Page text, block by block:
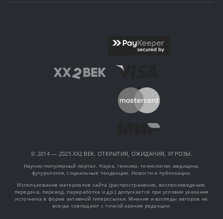
© 2014 — 2025 XX2 ВЕК. ОТКРЫТИЯ, ОЖИДАНИЯ, УГРОЗЫ.
Научно-популярный портал. Наука, техника, технологии, медицина,
футурология, социальные тенденции. Новости и публикации.
Использование материалов сайта (распространение, воспроизведение,
передача, перевод, переработка и др.) допускается при условии указания
источника в форме активной гиперссылки. Мнения и взгляды авторов не
всегда совпадают с точкой зрения редакции.